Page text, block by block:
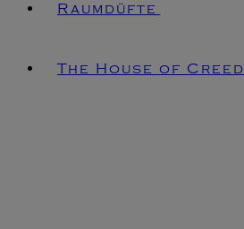
Raumdüfte
The House of Creed